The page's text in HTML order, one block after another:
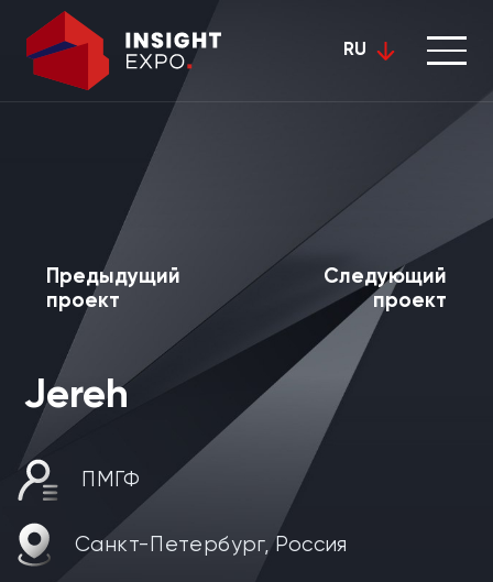
RU
Jereh
ПМГФ
Санкт-Петербург, Россия
Предыдущий
проект
Следующий
проект